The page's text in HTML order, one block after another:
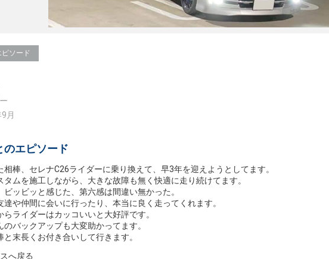
ソード
月
のエピソード
相棒、セレナC26ライダーに乗り換えて、早3年を迎えようとしてます。
タムを施工しながら、大きな故障も無く快適に走り続けてます。
ビッビッと感じた、第六感は間違い無かった。
や仲間に会いに行ったり、本当に良く走ってくれます。
ライダーはカッコいいと大好評です。
のバックアップも大変助かってます。
末長くお付き合いして行きます。
へ戻る